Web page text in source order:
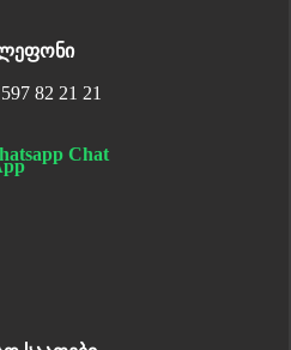
82 21 21
Chat